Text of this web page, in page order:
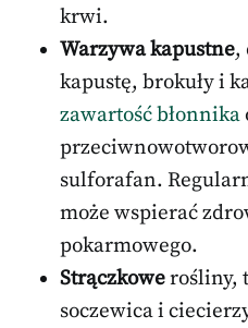
krwi.
Warzywa kapustne,
kapustę, brokuły i
zawartość błonnika
sulforafan.
może wspierać
pokarmowego.
Strączkowerośliny,
soczewica i